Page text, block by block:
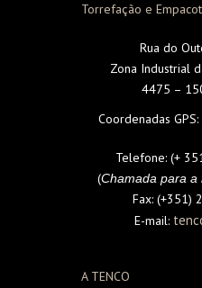
Torrefação e
Rua do
Zona Industrial
4475 –
Coordenadas GPS:
Telefone: (+
(Chamada para a
Fax: (+351)
E-mail:
A TENCO